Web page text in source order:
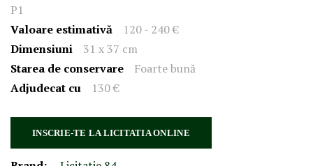
P1
Valoare estimativă
120 - 240 €
Dimensiuni
31 x 37 cm
Starea de conservare
Foarte bună
Adjudecat cu
130 €
INSCRIE-TE LA LICITATIA ONLINE